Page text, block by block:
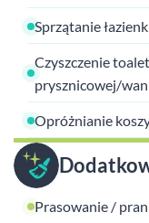
Sprzątanie
Czyszczenie
prysznicowej/
Opróżnianie
Prasowanie /